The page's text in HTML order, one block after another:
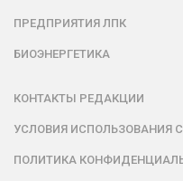
ПРЕДПРИЯТИЯ ЛПК
БИОЭНЕРГЕТИКА
КОНТАКТЫ РЕДАКЦИИ
УСЛОВИЯ ИСПОЛЬЗОВАНИЯ
ПОЛИТИКА